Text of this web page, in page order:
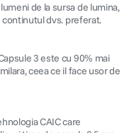
de la sursa de lumina,
continutul dvs. preferat.
3 este cu 90% mai
ceea ce il face usor de
CAIC care